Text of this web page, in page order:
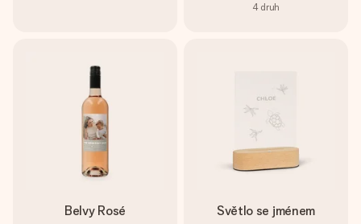
4 druh
Belvy Rosé Světlo se jménem